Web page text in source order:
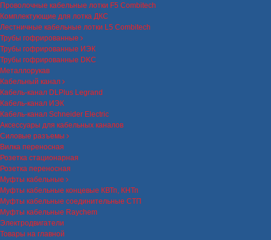
Проволочные кабельные лотки F5 Combitech
Комплектующие для лотка ДКС
Лестничные кабельные лотки L5 Combitech
Трубы гофрированные
Трубы гофрированные ИЭК
Трубы гофрированные DKC
Металлорукав
Кабельный канал
Кабель-канал DLPlus Legrand
Кабель-канал ИЭК
Кабель-канал Schneider Electric
Аксессуары для кабельных каналов
Силовые разъемы
Вилка переносная
Розетка стационарная
Розетка переносная
Муфты кабельные
Муфты кабельные концевые КВТп, КНТп
Муфты кабельные соединительные СТП
Муфты кабельные Raychem
Электродвигатели
Товары на главной